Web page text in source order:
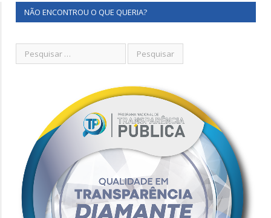
NÃO ENCONTROU O QUE QUERIA?